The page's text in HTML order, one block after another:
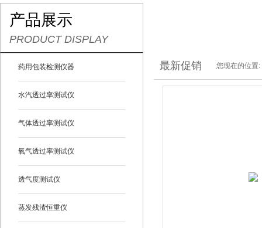
产品展示
PRODUCT DISPLAY
药用包装检测仪器
水汽透过率测试仪
气体透过率测试仪
氧气透过率测试仪
透气度测试仪
蒸发残渣恒重仪
最新促销 您现在的位置: